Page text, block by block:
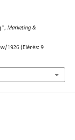
Marketing &
1926 (Elérés: 9